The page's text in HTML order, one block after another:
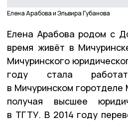
Елена Арабова и Эльвира Губанова
Елена Арабова родом с
время живёт в
Мичуринского
году стала
в Мичуринском
получая высшее
в ТГТУ. В 2014 году